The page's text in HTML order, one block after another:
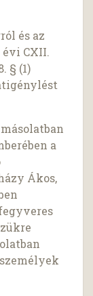
és az
évi CXII.
§ (1)
a
Ákos,